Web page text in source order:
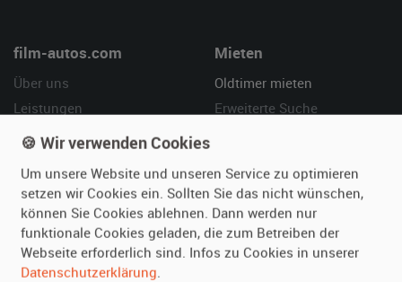
film-autos.com
Über uns
Leistungen
Referenzen
Mieten
Oldtimer mieten
Erweiterte Suche
Vermieten
Oldtimer anmelden
Fotos senden
Hilfe
Häufige Fragen (FAQ)
So funktioniert's
🍪 Wir verwenden Cookies
Um unsere Website und unseren Service zu optimieren
setzen wir Cookies ein. Sollten Sie das nicht wünschen,
können Sie Cookies ablehnen. Dann werden nur
funktionale Cookies geladen, die zum Betreiben der
Webseite erforderlich sind. Infos zu Cookies in unserer
Datenschutzerklärung.